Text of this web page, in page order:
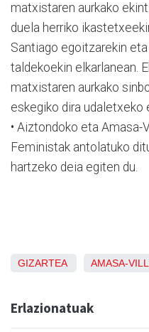
matxistaren aurkako
duela herriko
Santiago egoitzarekin
taldekoekin elkarlanean.
matxistaren aurkako
eskegiko dira udaletxeko
• Aiztondoko eta Amasa-
Feministak antolatuko
hartzeko deia egiten du.
GIZARTEA AMASA-
Erlazionatuak